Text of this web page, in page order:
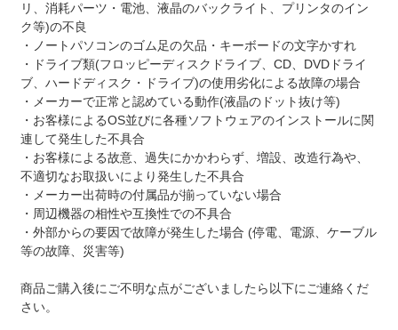
リ、消耗パーツ・電池、液晶のバックライト、プリンタのイン
ク等)の不良
・ノートパソコンのゴム足の欠品・キーボードの文字かすれ
・ドライブ類(フロッピーディスクドライブ、CD、DVDドライ
ブ、ハードディスク・ドライブ)の使用劣化による故障の場合
・メーカーで正常と認めている動作(液晶のドット抜け等)
・お客様によるOS並びに各種ソフトウェアのインストールに関
連して発生した不具合
・お客様による故意、過失にかかわらず、増設、改造行為や、
不適切なお取扱いにより発生した不具合
・メーカー出荷時の付属品が揃っていない場合
・周辺機器の相性や互換性での不具合
・外部からの要因で故障が発生した場合 (停電、電源、ケーブル
等の故障、災害等)
商品ご購入後にご不明な点がございましたら以下にご連絡くだ
さい。